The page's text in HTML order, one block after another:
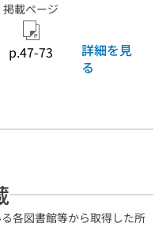
掲載ページ
p.47-73
詳細を見
る
各図書館等から取得した所